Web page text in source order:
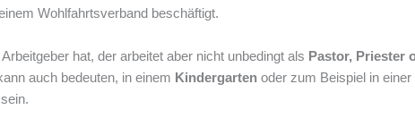
Wohlfahrtsverband beschäftigt.
hat, der arbeitet aber nicht unbedingt als Pastor, Priester
auch bedeuten, in einem Kindergarten oder zum Beispiel in einer